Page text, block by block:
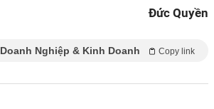
Đức Quyền
Doanh Nghiệp & Kinh Doanh Copy link